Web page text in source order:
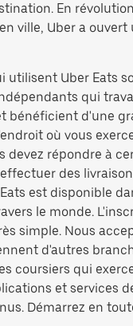
En
ville, Uber a ouvert
utilisent Uber Eats
qui
bénéficient d'une
où vous
devez répondre à
des
est disponible
le monde.
simple. Nous
d'autres
coursiers qui
et services
Démarrez en